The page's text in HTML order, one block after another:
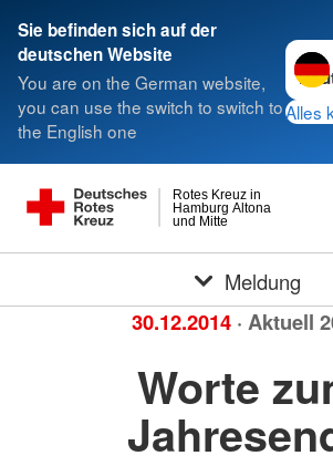
Sie befinden sich auf der
deutschen Website
You are on the German website,
you can use the switch to switch to
the English one
Alles
und Mitte
Hamburg Altona
Rotes Kreuz in
Meldung
30.12.2014 · Aktuell
Worte